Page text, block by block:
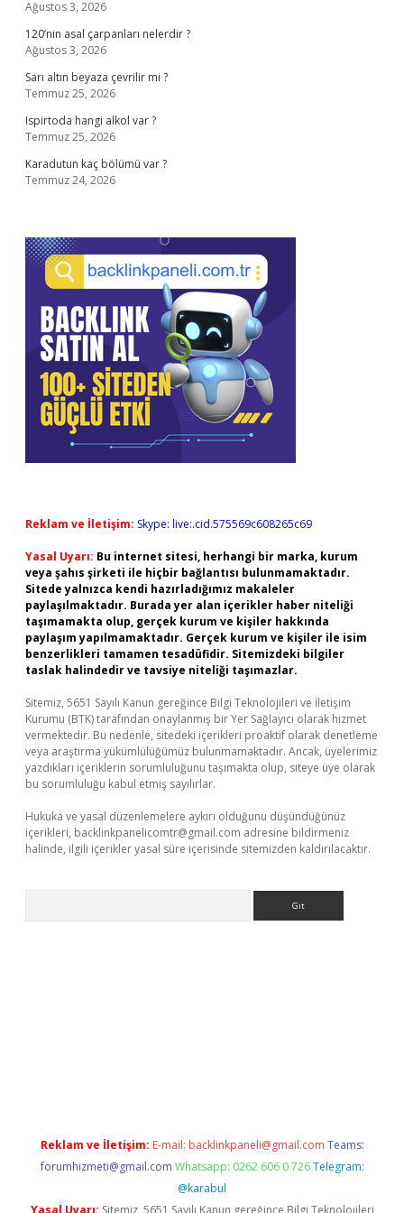
Ağustos 3, 2026
120’nin asal çarpanları nelerdir ?
Ağustos 3, 2026
Sarı altın beyaza çevrilir mi ?
Temmuz 25, 2026
Ispirtoda hangi alkol var ?
Temmuz 25, 2026
Karadutun kaç bölümü var ?
Temmuz 24, 2026
Reklam ve İletişim: Skype: live:.cid.575569c608265c69
Yasal Uyarı: Bu internet sitesi, herhangi bir marka, kurum
veya şahıs şirketi ile hiçbir bağlantısı bulunmamaktadır.
Sitede yalnızca kendi hazırladığımız makaleler
paylaşılmaktadır. Burada yer alan içerikler haber niteliği
taşımamakta olup, gerçek kurum ve kişiler hakkında
paylaşım yapılmamaktadır. Gerçek kurum ve kişiler ile isim
benzerlikleri tamamen tesadüfidir. Sitemizdeki bilgiler
taslak halindedir ve tavsiye niteliği taşımazlar.
Sitemiz, 5651 Sayılı Kanun gereğince Bilgi Teknolojileri ve İletişim
Kurumu (BTK) tarafından onaylanmış bir Yer Sağlayıcı olarak hizmet
vermektedir. Bu nedenle, sitedeki içerikleri proaktif olarak denetleme
veya araştırma yükümlülüğümüz bulunmamaktadır. Ancak, üyelerimiz
yazdıkları içeriklerin sorumluluğunu taşımakta olup, siteye üye olarak
bu sorumluluğu kabul etmiş sayılırlar.
Hukuka ve yasal düzenlemelere aykırı olduğunu düşündüğünüz
içerikleri, backlinkpanelicomtr@gmail.com adresine bildirmeniz
halinde, ilgili içerikler yasal süre içerisinde sitemizden kaldırılacaktır.
Reklam ve İletişim: E-mail: backlinkpaneli@gmail.com Teams:
forumhizmeti@gmail.com Whatsapp: 0262 606 0 726 Telegram:
@karabul
Yasal Uyarı: Sitemiz, 5651 Sayılı Kanun gereğince Bilgi Teknolojileri